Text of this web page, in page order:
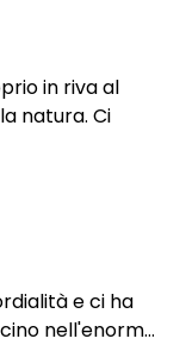
serena,
stato il
fresco al
in riva al
natura. Ci
e ci ha
nell'enorme